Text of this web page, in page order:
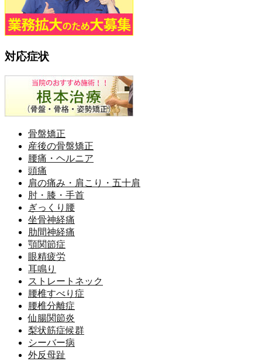
対応症状
骨盤矯正
産後の骨盤矯正
腰痛・ヘルニア
頭痛
肩の痛み・肩こり・五十肩
肘・膝・手首
ぎっくり腰
坐骨神経痛
肋間神経痛
顎関節症
眼精疲労
耳鳴り
ストレートネック
腰椎すべり症
腰椎分離症
仙腸関節炎
梨状筋症候群
シーバー病
外反母趾